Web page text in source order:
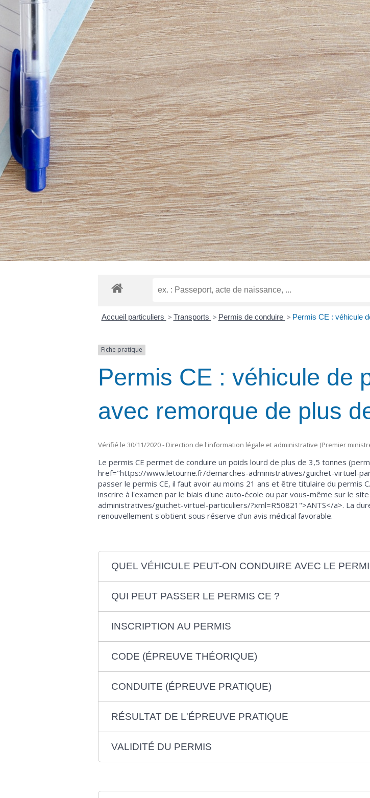
Accueil particuliers > Transports > Permis de conduire > Permis CE : véhicule
Fiche pratique
Permis CE : véhicule de
avec remorque de plus
Vérifié le 30/11/2020 - Direction de l'information légale et administrative (Premier
Le permis CE permet de conduire un poids lourd de plus de 3,5 tonnes
href="https://www.letourne.fr/demarches-administratives/guichet-virtuel-
passer le permis CE, il faut avoir au moins 21 ans et être titulaire du permis
inscrire à l'examen par le biais d'une auto-école ou par vous-même sur le
administratives/guichet-virtuel-particuliers/?xml=R50821">ANTS</a>. La
renouvellement s'obtient sous réserve d'un avis médical favorable.
QUEL VÉHICULE PEUT-ON CONDUIRE AVEC LE
QUI PEUT PASSER LE PERMIS CE ?
INSCRIPTION AU PERMIS
CODE (ÉPREUVE THÉORIQUE)
CONDUITE (ÉPREUVE PRATIQUE)
RÉSULTAT DE L'ÉPREUVE PRATIQUE
VALIDITÉ DU PERMIS